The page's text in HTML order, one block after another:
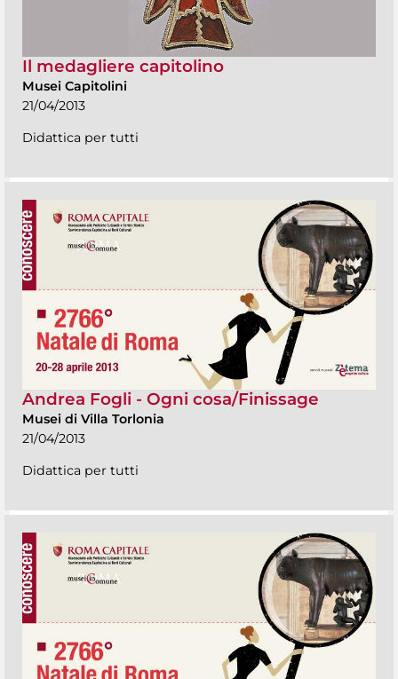
Il medagliere capitolino
Musei Capitolini
21/04/2013
Didattica per tutti
Andrea Fogli - Ogni cosa/Finissage
Musei di Villa Torlonia
21/04/2013
Didattica per tutti